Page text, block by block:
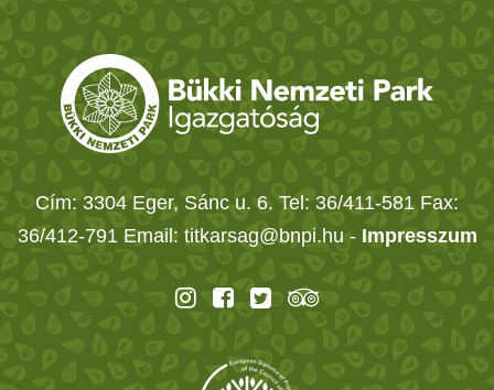
Cím: 3304 Eger, Sánc u. 6. Tel: 36/411-581 Fax:
36/412-791 Email: titkarsag@bnpi.hu - Impresszum